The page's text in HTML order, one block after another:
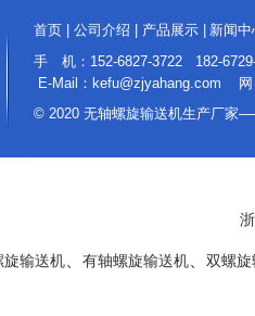
首页 公司介绍 产品展示
新闻中
手 机：152-6827-3722 182-
E-Mail：kefu@zjyahang.com
© 2020 无轴螺旋输送机生产厂家
旋输送机 有轴螺旋输送机 双螺